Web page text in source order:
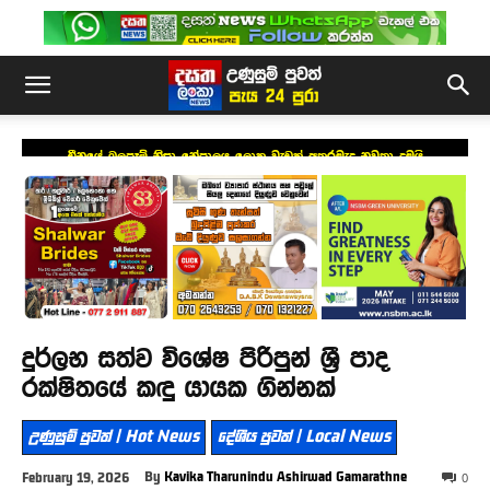
චීනයේ බලපෑම් නිසා නේපාලය ලොකු වැඩක් අතරමැද නවතා දමයි
දුර්ලභ සත්ව විශේෂ පිරිපුන් ශ්‍රී පාද
රක්ෂිතයේ කඳු යායක ගින්නක්
උණුසුම් පුවත් | Hot News දේශීය පුවත් | Local News
February 19, 2026 By Kavika Tharunindu Ashirwad Gamarathne 0